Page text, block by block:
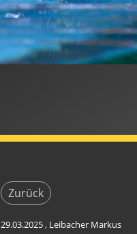
Zurück
29.03.2025, Leibacher Markus